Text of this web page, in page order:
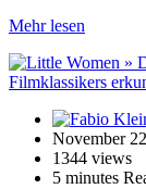
Mehr lesen
November
1344 views
5 minutes